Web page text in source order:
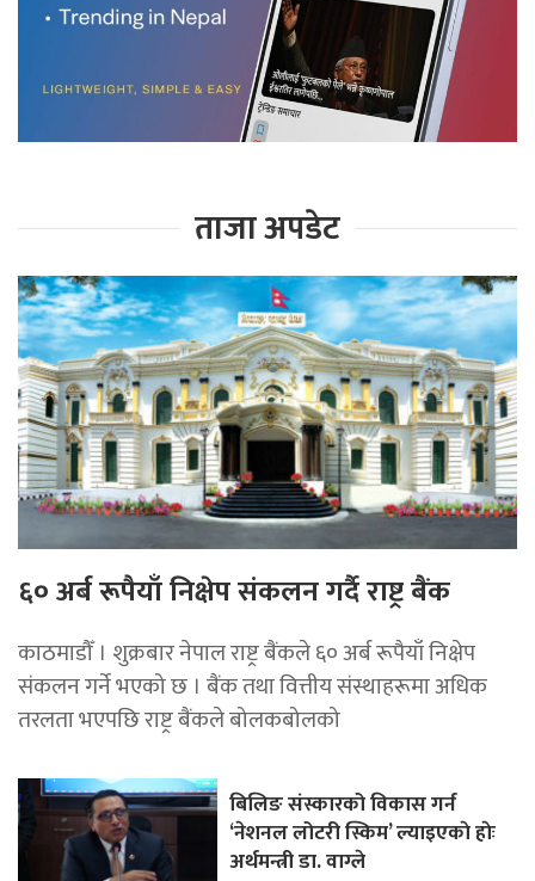
ताजा अपडेट
६० अर्ब रूपैयाँ निक्षेप संकलन गर्दै राष्ट्र बैंक
काठमाडौँ । शुक्रबार नेपाल राष्ट्र बैंकले ६० अर्ब रूपैयाँ निक्षेप
संकलन गर्ने भएको छ । बैंक तथा वित्तीय संस्थाहरूमा अधिक
तरलता भएपछि राष्ट्र बैंकले बोलकबोलको
बिलिङ संस्कारको विकास गर्न
‘नेशनल लोटरी स्किम’ ल्याइएकाे हाेः
अर्थमन्त्री डा. वाग्ले